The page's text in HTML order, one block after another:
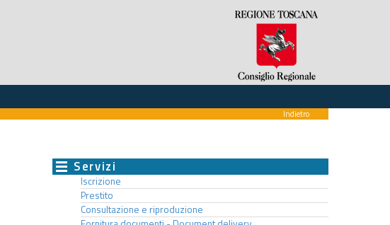
Indietro
Servizi
Iscrizione
Prestito
Consultazione e riproduzione